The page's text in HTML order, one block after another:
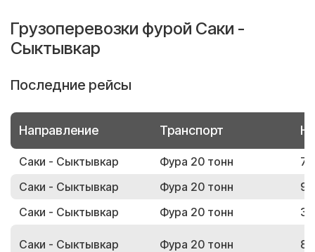
Грузоперевозки фурой Саки -
Сыктывкар
Последние рейсы
Направление Транспорт
Саки - Сыктывкар Фура 20 тонн
Саки - Сыктывкар
Фура 20 тонн
Саки - Сыктывкар
Фура 20 тонн
Саки - Сыктывкар Фура 20 тонн